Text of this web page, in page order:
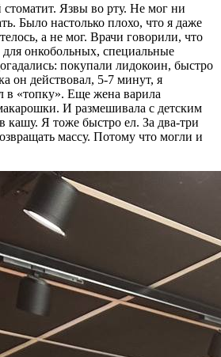
Язвы во рту. Не мог ни
Было настолько плохо, что я даже
а не мог. Врачи говорили, что
онкобольных, специальные
покупали лидокоин, быстро
он действовал, 5-7 минут, я
в «топку». Еще жена варила
И размешивала с детским
кашу. Я тоже быстро ел. За два-три
массу. Потому что могли и